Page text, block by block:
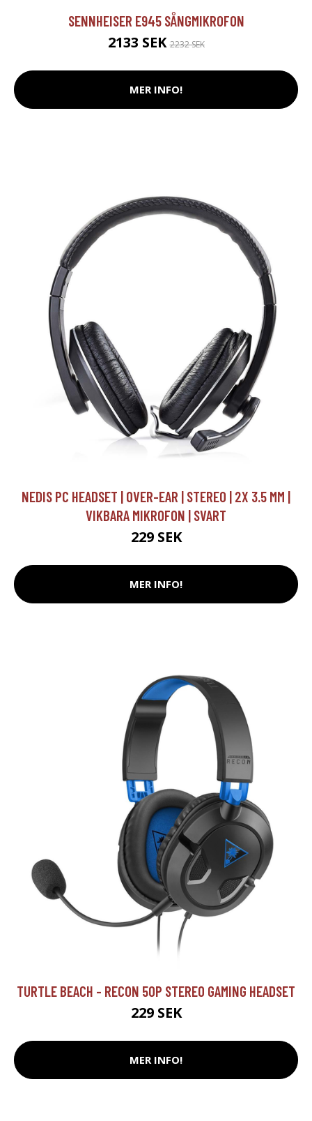
SENNHEISER E945 SÅNGMIKROFON
2133 SEK2232 SEK
MER INFO!
NEDIS PC HEADSET | OVER-EAR | STEREO | 2X 3.5 MM |
VIKBARA MIKROFON | SVART
229 SEK
MER INFO!
TURTLE BEACH - RECON 50P STEREO GAMING HEADSET
229 SEK
MER INFO!